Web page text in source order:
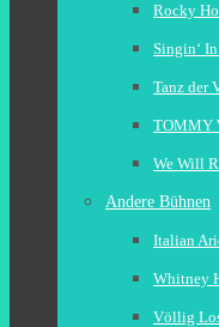
Rocky
Singin‘
Tanz der
TOMMY
We Will
Andere Bühnen
Italian
Whitney
Völlig